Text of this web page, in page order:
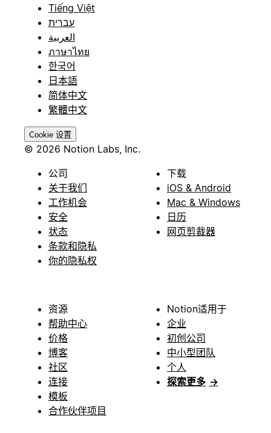
Tiếng Việt
עברית
العربية
ภาษาไทย
한국어
日本語
简体中文
繁體中文
Cookie 设置
© 2026 Notion Labs, Inc.
公司
关于我们
工作机会
安全
状态
条款和隐私
你的隐私权
下载
iOS & Android
Mac & Windows
日历
网页剪裁器
资源
帮助中心
价格
博客
社区
连接
模板
合作伙伴项目
Notion适用于
企业
初创公司
中小型团队
个人
探索更多 →